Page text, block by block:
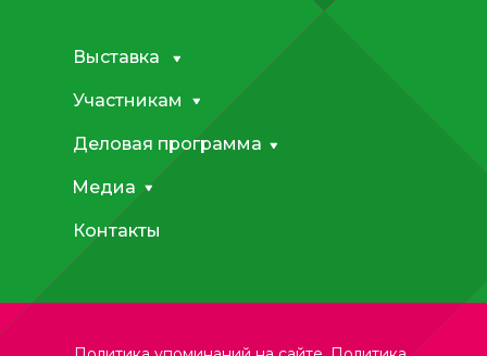
Медиа
Участникам
Контакты
Деловая программа
Выставка